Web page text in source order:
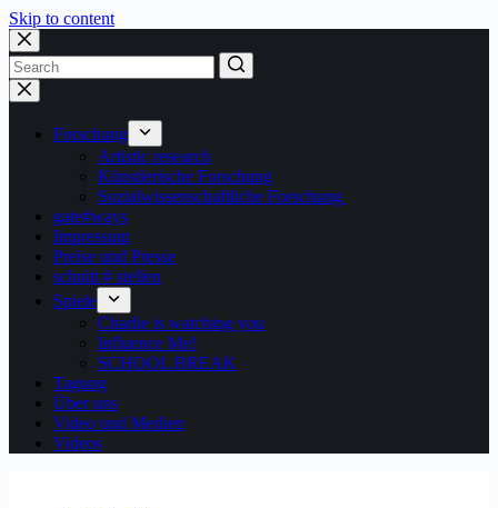
Skip to content
Forschung
Artistic research
Künstlerische Forschung
Sozialwissenschaftliche Forschung
gate#ways
Impressum
Preise und Presse
schnitt # stellen
Spiele
Charlie is watching you
Influence Me!
SCHOOL BREAK
Tagung
Über uns
Video und Medien
Videos